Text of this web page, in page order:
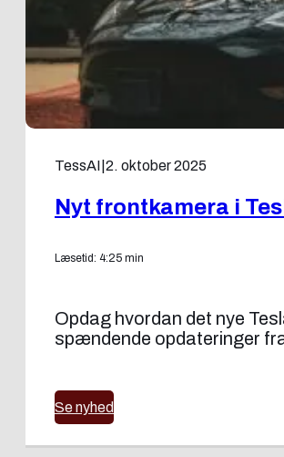
TessAI 2. oktober 2025
Nyt frontkamera i
Læsetid: 4:25 min
Opdag hvordan det nye
spændende opdateringer
Se nyhed